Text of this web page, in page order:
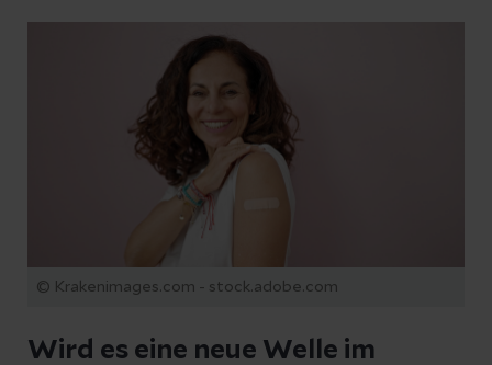
© Krakenimages.com - stock.adobe.com
Wird es eine neue Welle im